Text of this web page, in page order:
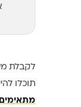
לקבלת
תוכלו